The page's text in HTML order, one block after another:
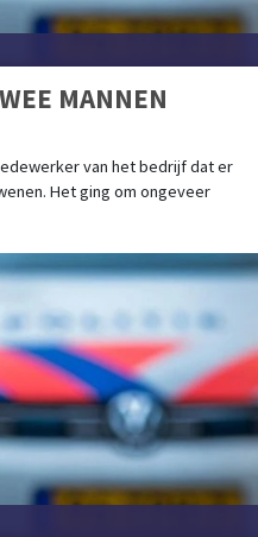
MANNEN
van het bedrijf dat er
Het ging om ongeveer